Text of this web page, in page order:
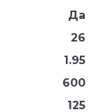
Да
26
1.95
600
125